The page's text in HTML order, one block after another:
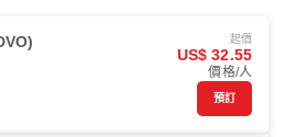
起價
US$ 32.55
價格/人
預訂